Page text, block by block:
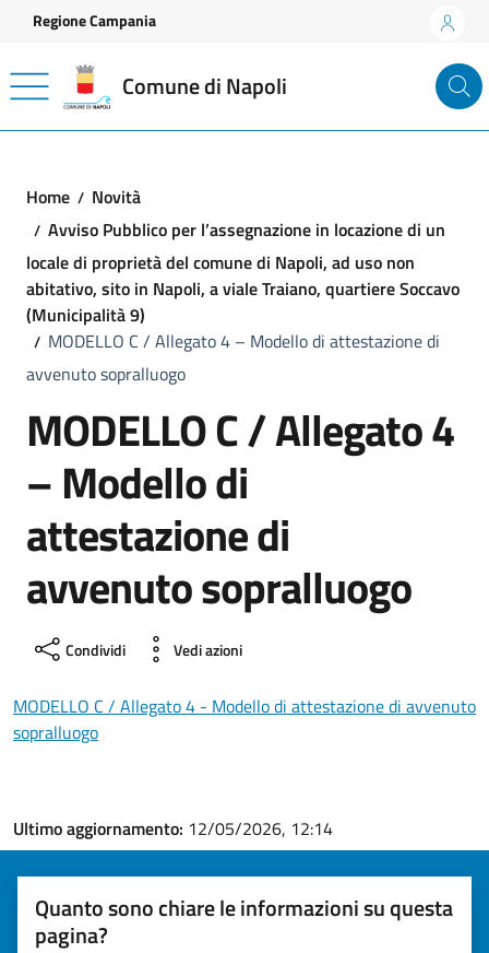
Vai ai contenuti
Vai al footer
Regione Campania
Comune di Napoli
Home
Novità
Avviso Pubblico per l’assegnazione in locazione di un
locale di proprietà del comune di Napoli, ad uso non
abitativo, sito in Napoli, a viale Traiano, quartiere Soccavo
(Municipalità 9)
MODELLO C / Allegato 4 – Modello di attestazione di
avvenuto sopralluogo
MODELLO C / Allegato 4
– Modello di
attestazione di
avvenuto sopralluogo
Condividi Vedi azioni
MODELLO C / Allegato 4 - Modello di attestazione di avvenuto
sopralluogo
Ultimo aggiornamento: 12/05/2026, 12:14
Quanto sono chiare le informazioni su questa
pagina?